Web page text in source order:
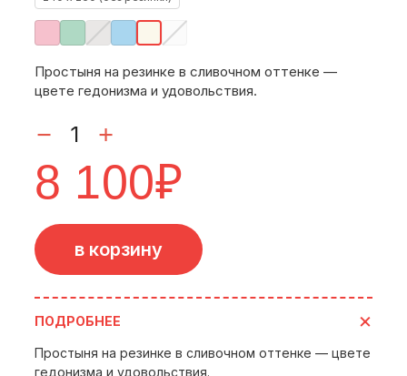
Простыня на резинке в сливочном оттенке —
цвете гедонизма и удовольствия.
8 100₽
в корзину
ПОДРОБНЕЕ
Простыня на резинке в сливочном оттенке — цвете
гедонизма и удовольствия.